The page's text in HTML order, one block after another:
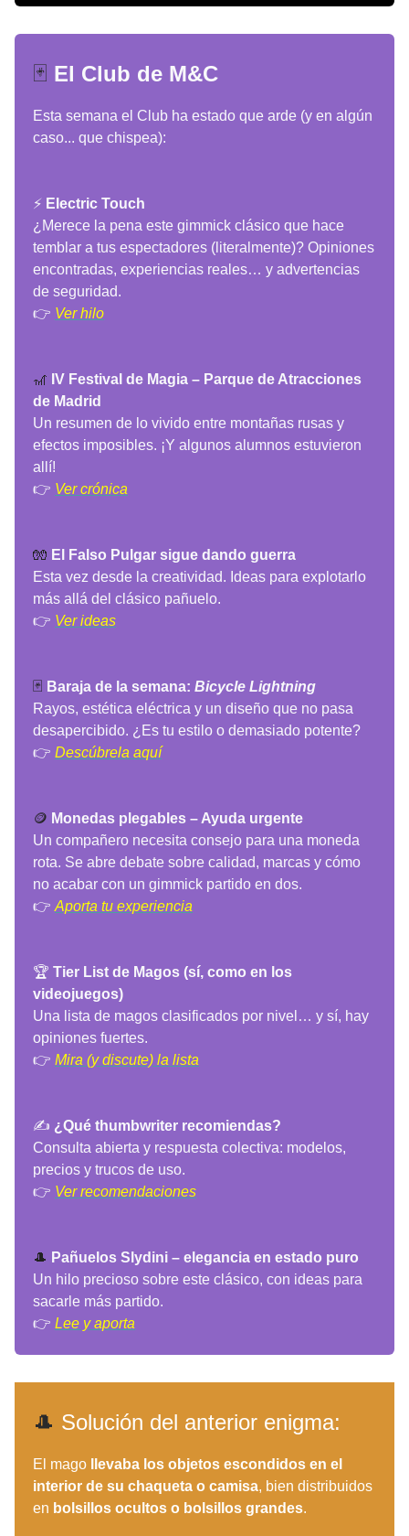
🃏 El Club de M&C
Esta semana el Club ha estado que arde (y en algún
caso... que chispea):
⚡ Electric Touch
¿Merece la pena este gimmick clásico que hace
temblar a tus espectadores (literalmente)? Opiniones
encontradas, experiencias reales… y advertencias
de seguridad.
👉 Ver hilo
🎢 IV Festival de Magia – Parque de Atracciones
de Madrid
Un resumen de lo vivido entre montañas rusas y
efectos imposibles. ¡Y algunos alumnos estuvieron
allí!
👉 Ver crónica
🧤 El Falso Pulgar sigue dando guerra
Esta vez desde la creatividad. Ideas para explotarlo
más allá del clásico pañuelo.
👉 Ver ideas
🃏 Baraja de la semana: Bicycle Lightning
Rayos, estética eléctrica y un diseño que no pasa
desapercibido. ¿Es tu estilo o demasiado potente?
👉 Descúbrela aquí
🪙 Monedas plegables – Ayuda urgente
Un compañero necesita consejo para una moneda
rota. Se abre debate sobre calidad, marcas y cómo
no acabar con un gimmick partido en dos.
👉 Aporta tu experiencia
🏆 Tier List de Magos (sí, como en los
videojuegos)
Una lista de magos clasificados por nivel… y sí, hay
opiniones fuertes.
👉 Mira (y discute) la lista
✍️ ¿Qué thumbwriter recomiendas?
Consulta abierta y respuesta colectiva: modelos,
precios y trucos de uso.
👉 Ver recomendaciones
🎩 Pañuelos Slydini – elegancia en estado puro
Un hilo precioso sobre este clásico, con ideas para
sacarle más partido.
👉 Lee y aporta
🎩 Solución del anterior enigma:
El mago
llevaba los objetos escondidos en el
interior de su chaqueta o camisa, bien distribuidos
en bolsillos ocultos o bolsillos grandes.